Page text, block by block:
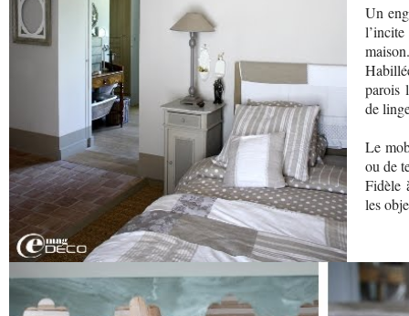
Un
maison.
parois
de
Le
ou de
Fidèle
les